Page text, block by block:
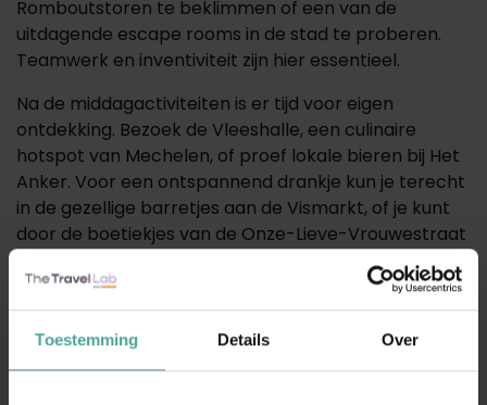
Toestemming Details Over
Romboutstoren te beklimmen of een van de
uitdagende escape rooms in de stad te proberen.
Teamwerk en inventiviteit zijn hier essentieel.
Na de middagactiviteiten is er tijd voor eigen
ontdekking. Bezoek de Vleeshalle, een culinaire
hotspot van Mechelen, of proef lokale bieren bij Het
Anker. Voor een ontspannend drankje kun je terecht
in de gezellige barretjes aan de Vismarkt, of je kunt
door de boetiekjes van de Onze-Lieve-Vrouwestraat
De dag wordt afgesloten met een heerlijk 3-gangen
diner in een voormalig brouwerijpand, met prachtig
uitzicht op de Dijle.